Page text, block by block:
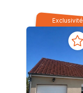
Exclusivité